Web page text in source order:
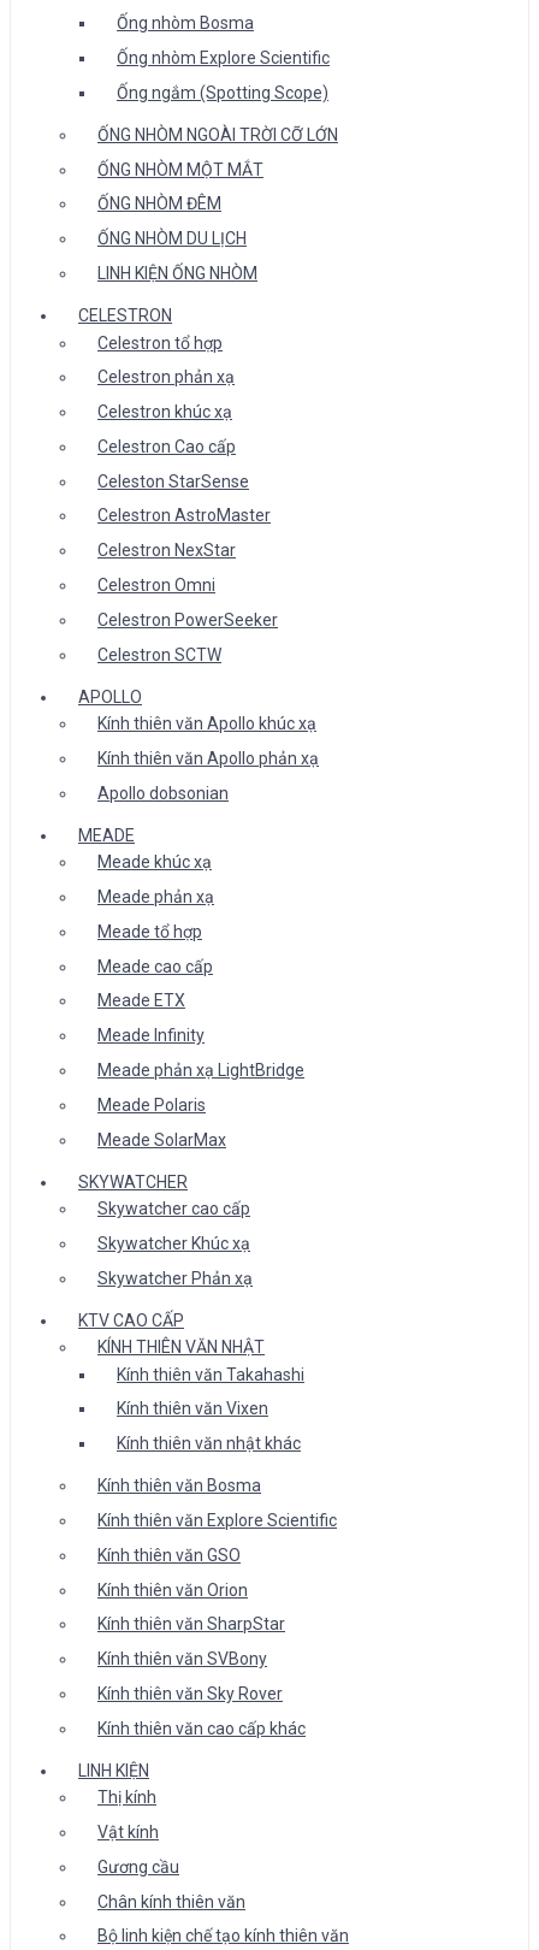
Ống nhòm Bosma
Ống nhòm Explore Scientific
Ống ngắm (Spotting Scope)
ỐNG NHÒM NGOÀI TRỜI CỠ LỚN
ỐNG NHÒM MỘT MẮT
ỐNG NHÒM ĐÊM
ỐNG NHÒM DU LỊCH
LINH KIỆN ỐNG NHÒM
CELESTRON
Celestron tổ hợp
Celestron phản xạ
Celestron khúc xạ
Celestron Cao cấp
Celeston StarSense
Celestron AstroMaster
Celestron NexStar
Celestron Omni
Celestron PowerSeeker
Celestron SCTW
APOLLO
Kính thiên văn Apollo khúc xạ
Kính thiên văn Apollo phản xạ
Apollo dobsonian
MEADE
Meade khúc xạ
Meade phản xạ
Meade tổ hợp
Meade cao cấp
Meade ETX
Meade Infinity
Meade phản xạ LightBridge
Meade Polaris
Meade SolarMax
SKYWATCHER
Skywatcher cao cấp
Skywatcher Khúc xạ
Skywatcher Phản xạ
KTV CAO CẤP
KÍNH THIÊN VĂN NHẬT
Kính thiên văn Takahashi
Kính thiên văn Vixen
Kính thiên văn nhật khác
Kính thiên văn Bosma
Kính thiên văn Explore Scientific
Kính thiên văn GSO
Kính thiên văn Orion
Kính thiên văn SharpStar
Kính thiên văn SVBony
Kính thiên văn Sky Rover
Kính thiên văn cao cấp khác
LINH KIỆN
Thị kính
Vật kính
Gương cầu
Chân kính thiên văn
Bộ linh kiện chế tạo kính thiên văn